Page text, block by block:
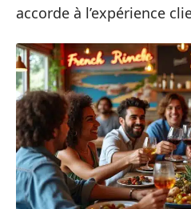
accorde à l’expérience